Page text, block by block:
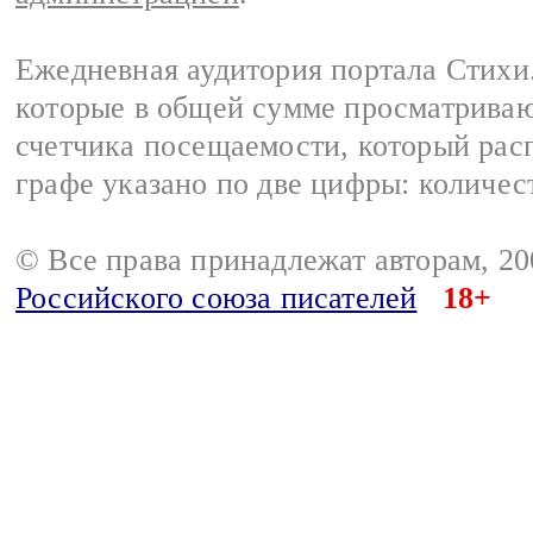
Ежедневная аудитория портала
которые в общей сумме
счетчика посещаемости, который
графе указано по две цифры:
© Все права принадлежат авторам,
Российского союза писателей
18+